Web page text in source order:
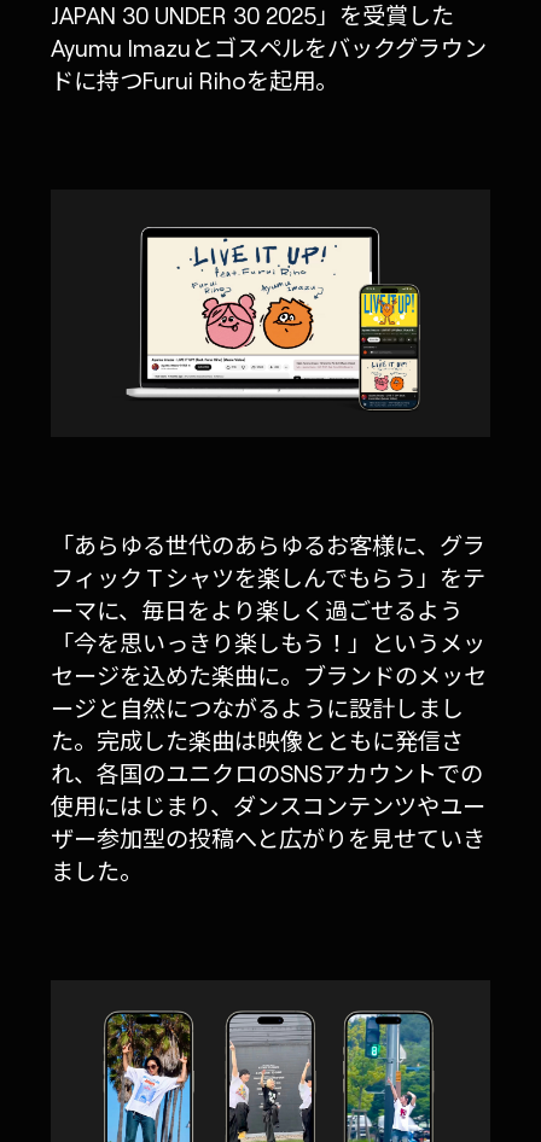
JAPAN 30 UNDER 30 2025」を受賞した
Ayumu Imazuとゴスペルをバックグラウン
ドに持つFurui Rihoを起用。
「あらゆる世代のあらゆるお客様に、グラ
フィックＴシャツを楽しんでもらう」をテ
ーマに、毎日をより楽しく過ごせるよう
「今を思いっきり楽しもう！」というメッ
セージを込めた楽曲に。ブランドのメッセ
ージと自然につながるように設計しまし
た。完成した楽曲は映像とともに発信さ
れ、各国のユニクロのSNSアカウントでの
使用にはじまり、ダンスコンテンツやユー
ザー参加型の投稿へと広がりを見せていき
ました。